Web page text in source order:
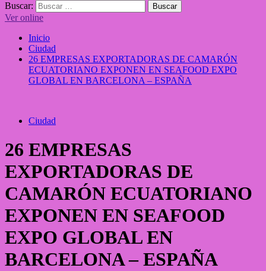
Buscar:
Ver online
Inicio
Ciudad
26 EMPRESAS EXPORTADORAS DE CAMARÓN
ECUATORIANO EXPONEN EN SEAFOOD EXPO
GLOBAL EN BARCELONA – ESPAÑA
Ciudad
26 EMPRESAS
EXPORTADORAS DE
CAMARÓN ECUATORIANO
EXPONEN EN SEAFOOD
EXPO GLOBAL EN
BARCELONA – ESPAÑA